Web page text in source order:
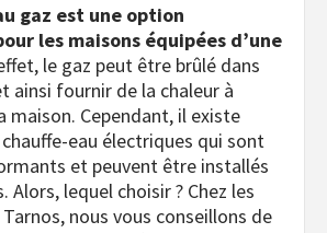
gaz est une option
les maisons équipées d’une
le gaz peut être brûlé dans
ainsi fournir de la chaleur à
maison. Cependant, il existe
eau électriques qui sont
et peuvent être installés
Alors, lequel choisir ? Chez les
nous vous conseillons de